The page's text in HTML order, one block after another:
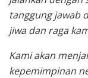
tanggung jawab
jiwa dan raga
Kami akan
kepemimpinan